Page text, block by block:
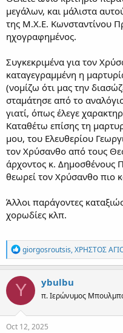
μεγάλων, και μάλιστα
της Μ.Χ.Ε. Κωνσταντίνου
ηχογραφημένος.
Συγκεκριμένα για τον
καταγεγραμμένη η
(νομίζω ότι μας την
σταμάτησε από το
γιατί, όπως έλεγε
Καταθέτω επίσης τη
μου, του Ελευθερίου
τον Χρύσανθο από τους
άρχοντος κ. Δημοσθένους
θεωρεί τον Χρύσανθο πιο
Άλλοι παράγοντες
χορωδίες κλπ.
R
e
a
c
t
o
n
s
giorgosroutsis,ΧΡΗΣΤΟΣ
Y ybulbu
π. Ιερώνυμος
Oct 12, 2025